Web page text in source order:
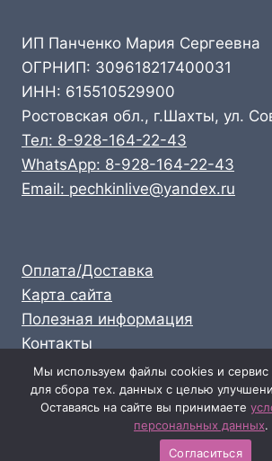
ИП Панченко Мария Сергеевна
ОГРНИП: 309618217400031
ИНН: 615510529900
Ростовская обл., г.Шахты, ул.
Тел: 8-928-164-22-43
WhatsApp: 8-928-164-22-43
Email: pechkinlive@yandex.ru
Оплата/Доставка
Карта сайта
Полезная информация
Контакты
Личный кабинет
Опт: 8-928-164-22-43
Розница: 8-989-711-58-47
Мы используем файлы cookies и
для сбора тех. данных с целью
Оставаясь на сайте вы принимаете
персональных данных.
Согласиться